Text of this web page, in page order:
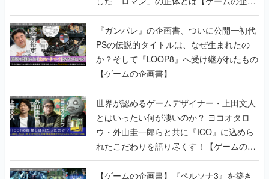
書】
『ガンパレ』の企画書、ついに公開━初代
PSの伝説的タイトルは、なぜ生まれたの
か？そして『LOOP8』へ受け継がれたもの
【ゲームの企画書】
世界が認めるゲームデザイナー・上田文人
とはいったい何が凄いのか？ ヨコオタロ
ウ・外山圭一郎らと共に『ICO』に込めら
れたこだわりを語り尽くす！【ゲームの企
画書】
【ゲームの企画書】『ペルソナ3』を築き